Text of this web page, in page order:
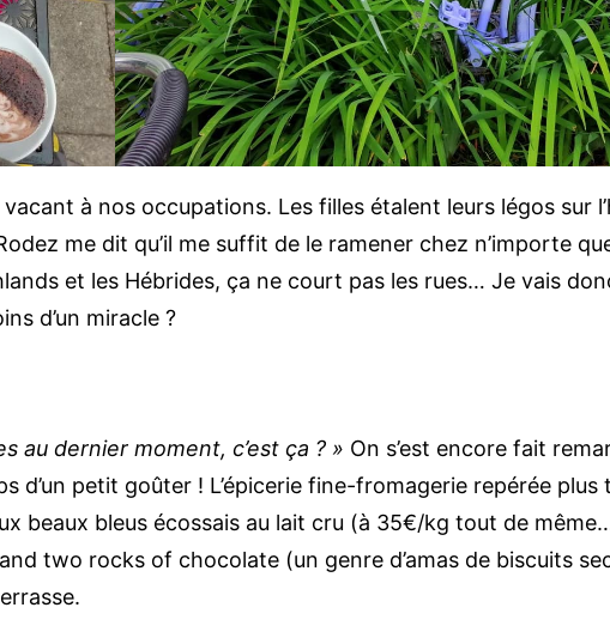
à nos occupations. Les filles étalent leurs légos sur
me dit qu’il me suffit de le ramener chez n’importe
et les Hébrides, ça ne court pas les rues… Je vais
d’un miracle ?
au dernier moment, c’est ça ? » On s’est encore fait
petit goûter ! L’épicerie fine-fromagerie repérée plus
beaux bleus écossais au lait cru (à 35€/kg tout de
two rocks of chocolate (un genre d’amas de biscuits